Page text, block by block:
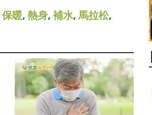
保暖, 熱身, 補水, 馬拉松,